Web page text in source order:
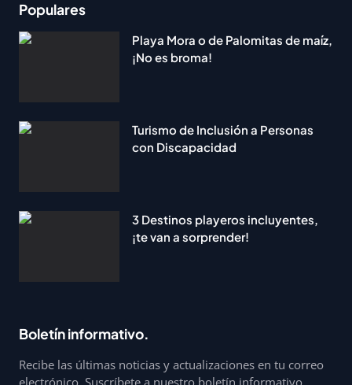
Populares
Playa Mora o de Palomitas de maíz,
¡No es broma!
Turismo de Inclusión a Personas
con Discapacidad
3 Destinos playeros incluyentes,
¡te van a sorprender!
Boletín informativo.
Recibe las últimas noticias y actualizaciones en tu correo